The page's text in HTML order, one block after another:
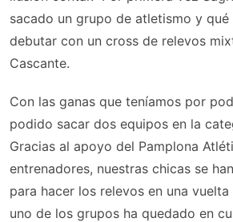
sacado un grupo de atletismo y qué
debutar con un cross de relevos
Cascante.
Con las ganas que teníamos por
podido sacar dos equipos en la
Gracias al apoyo del Pamplona
entrenadores, nuestras chicas se
para hacer los relevos en una
uno de los grupos ha quedado en